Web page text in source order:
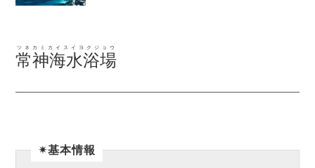
常神海水浴場
ツネカミカイスイヨクジョウ
✴︎基本情報